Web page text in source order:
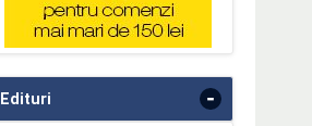
Edituri -